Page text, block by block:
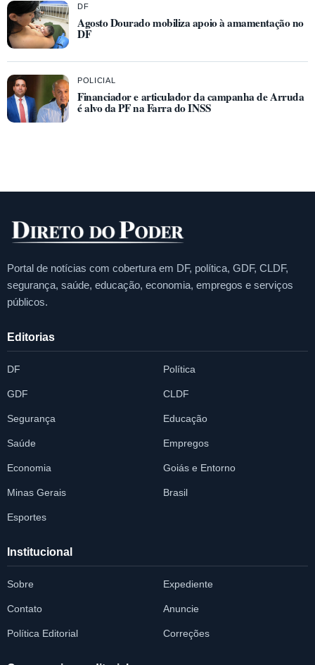
DF
Agosto Dourado mobiliza apoio à amamentação no
DF
POLICIAL
Financiador e articulador da campanha de Arruda
é alvo da PF na Farra do INSS
Portal de notícias com cobertura em DF, política, GDF, CLDF,
segurança, saúde, educação, economia, empregos e serviços
públicos.
Editorias
DF Política
GDF CLDF
Segurança Educação
Saúde Empregos
Economia Goiás e Entorno
Minas Gerais Brasil
Esportes
Institucional
Sobre Expediente
Contato Anuncie
Política Editorial Correções